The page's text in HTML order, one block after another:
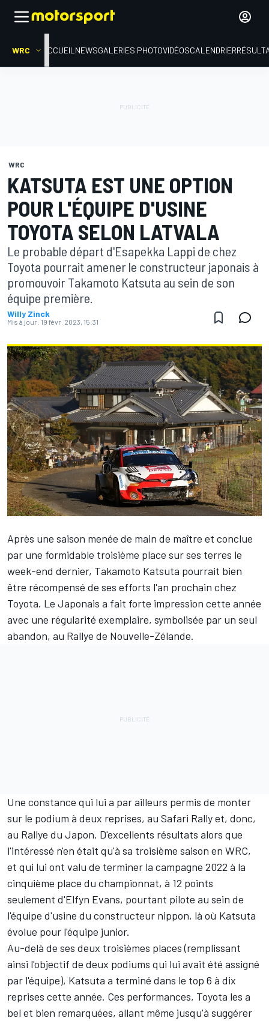
WRC ACCUEIL NEWSGALERIES PHOTOVIDÉOSCALENDRIER
WRC
KATSUTA EST UNE OPTION
POUR L'ÉQUIPE D'USINE
TOYOTA SELON LATVALA
Le probable départ d'Esapekka Lappi de chez
Toyota pourrait amener le constructeur japonais à
promouvoir Takamoto Katsuta au sein de son
équipe première.
Willy Zinck
Mis à jour: 19 févr. 2023, 15:31
Après une saison menée de main de maître et conclue
par une formidable troisième place sur ses terres le
week-end dernier, Takamoto Katsuta pourrait bien
être récompensé de ses efforts l'an prochain chez
Toyota. Le Japonais a fait forte impression cette année
avec une régularité exemplaire, symbolisée par un seul
abandon, au Rallye de Nouvelle-Zélande.
Une constance qui lui a par ailleurs permis de monter
sur le podium à deux reprises, au Safari Rally et, donc,
au Rallye du Japon. D'excellents résultats alors que
l'intéressé n'en était qu'à sa troisième saison en WRC,
et qui lui ont valu de terminer la campagne 2022 à la
cinquième place du championnat, à 12 points
seulement d'Elfyn Evans, pourtant pilote au sein de
l'équipe d'usine du constructeur nippon, là où Katsuta
évolue pour l'équipe junior.
Au-delà de ses deux troisièmes places (remplissant
ainsi l'objectif de deux podiums qui lui avait été assigné
par l'équipe), Katsuta a terminé dans le top 6 à dix
reprises cette année. Ces performances, Toyota les a
bel et bien remarquées, allant même jusqu'à suggérer